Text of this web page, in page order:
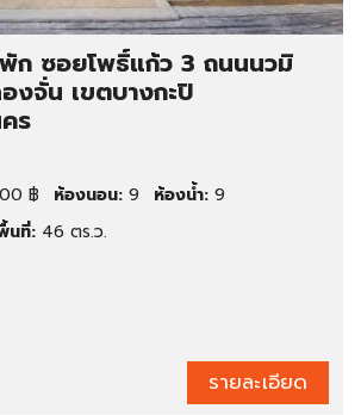
ก ซอยโพธิ์แก้ว 3 ถนนนวมิ
งจั่น เขตบางกะปิ
ร
฿ ห้องนอน: 9 ห้องน้ำ: 9
นที่: 46 ตร.ว.
รายละเอียด